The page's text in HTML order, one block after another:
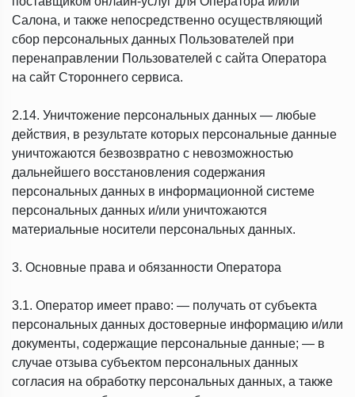
Салона, и также непосредственно осуществляющий
сбор персональных данных Пользователей при
перенаправлении Пользователей с сайта Оператора
на сайт Стороннего сервиса.
2.14. Уничтожение персональных данных — любые
действия, в результате которых персональные данные
уничтожаются безвозвратно с невозможностью
дальнейшего восстановления содержания
персональных данных в информационной системе
персональных данных и/или уничтожаются
материальные носители персональных данных.
3. Основные права и обязанности Оператора
3.1. Оператор имеет право: — получать от субъекта
персональных данных достоверные информацию и/или
документы, содержащие персональные данные; — в
случае отзыва субъектом персональных данных
согласия на обработку персональных данных, а также